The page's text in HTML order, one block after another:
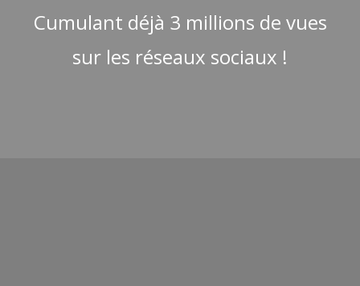
Cumulant déjà 3 millions de vues
sur les réseaux sociaux !